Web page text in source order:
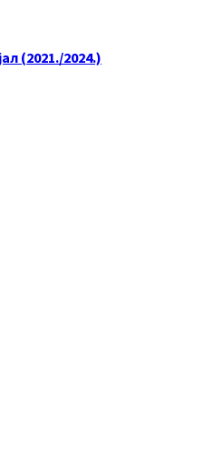
(2021./2024.)